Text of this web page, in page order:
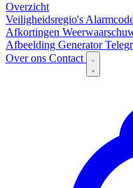
Overzicht
Veiligheidsregio's
Afkortingen
Afbeelding Generator
Over ons Contact